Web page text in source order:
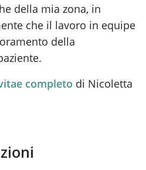
della mia zona, in
che il lavoro in equipe
della
completo di Nicoletta